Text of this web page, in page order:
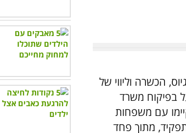
הכשרה וליווי של
בפיקוח משרד
עם משפחות
מתוך פחד